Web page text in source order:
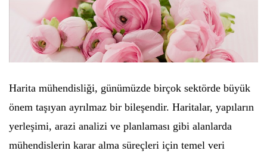
Harita mühendisliği, günümüzde birçok sektörde büyük
önem taşıyan ayrılmaz bir bileşendir. Haritalar, yapıların
yerleşimi, arazi analizi ve planlaması gibi alanlarda
mühendislerin karar alma süreçleri için temel veri